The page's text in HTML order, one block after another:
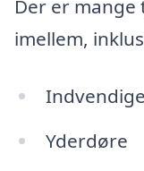
Der er
imellem,
Yderdøre